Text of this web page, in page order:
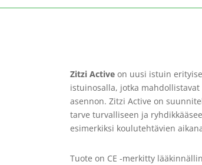
Zitzi Active on uusi istuin
istuinosalla, jotka
asennon. Zitzi Active on
tarve turvalliseen ja
esimerkiksi koulutehtävien
Tuote on CE -merkitty